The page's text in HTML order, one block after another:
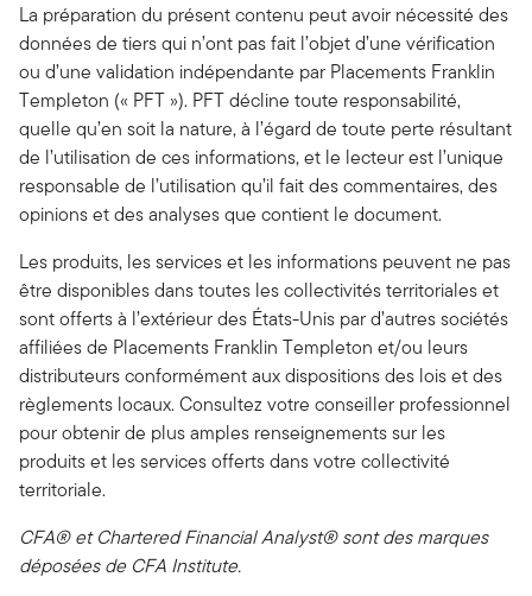
La préparation du présent contenu peut avoir nécessité des
données de tiers qui n’ont pas fait l’objet d’une vérification
ou d’une validation indépendante par Placements Franklin
Templeton (« PFT »). PFT décline toute responsabilité,
quelle qu’en soit la nature, à l’égard de toute perte résultant
de l’utilisation de ces informations, et le lecteur est l’unique
responsable de l’utilisation qu’il fait des commentaires, des
opinions et des analyses que contient le document.
Les produits, les services et les informations peuvent ne pas
être disponibles dans toutes les collectivités territoriales et
sont offerts à l’extérieur des États-Unis par d’autres sociétés
affiliées de Placements Franklin Templeton et/ou leurs
distributeurs conformément aux dispositions des lois et des
règlements locaux. Consultez votre conseiller professionnel
pour obtenir de plus amples renseignements sur les
produits et les services offerts dans votre collectivité
territoriale.
CFA® et Chartered Financial Analyst® sont des marques
déposées de CFA Institute.